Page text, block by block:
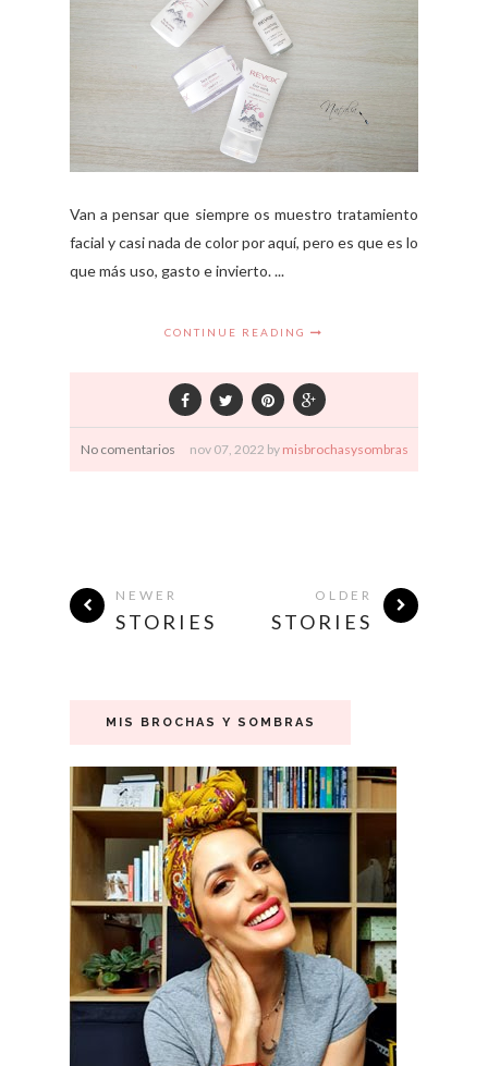
Van a pensar que siempre os muestro tratamiento
facial y casi nada de color por aquí, pero es que es lo
que más uso, gasto e invierto. ...
CONTINUE READING
No comentarios nov 07, 2022 by misbrochasysombras
NEWER
STORIES
OLDER
STORIES
MIS BROCHAS Y SOMBRAS